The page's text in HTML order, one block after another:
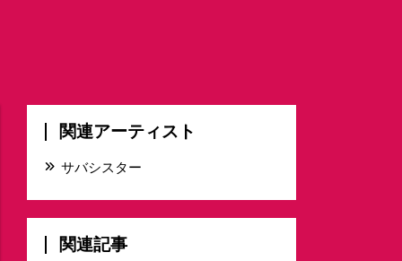
関連アーティスト
サバシスター
関連記事